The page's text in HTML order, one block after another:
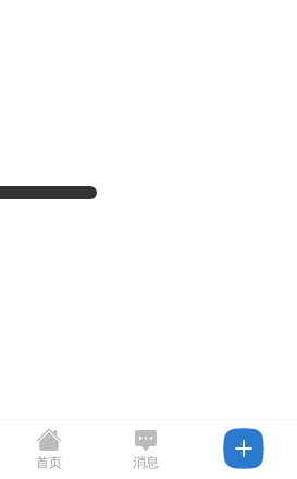
首页 消息